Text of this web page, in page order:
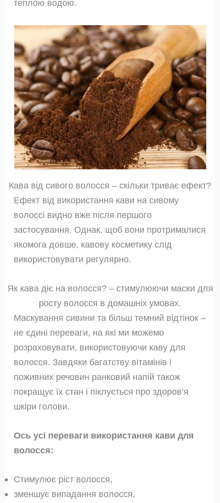
теплою водою.
Кава від сивого волосся – скільки триває ефект?
Ефект від використання кави на сивому
волоссі видно вже після першого
застосування. Однак, щоб вони протрималися
якомога довше, кавову косметику слід
використовувати регулярно.
Як кава діє на волосся? – стимулюючи маски для
росту волосся в домашніх умовах.
Маскування сивини та більш темний відтінок –
не єдині переваги, на які ми можемо
розраховувати, використовуючи каву для
волосся. Завдяки багатству вітамінів і
поживних речовин ранковий напій також
покращує їх стан і піклується про здоров’я
шкіри голови.
Ось усі переваги використання кави для
волосся:
Стимулює ріст волосся,
зменшує випадання волосся,